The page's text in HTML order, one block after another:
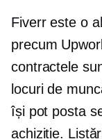
Fiverr este o
precum
contractele
locuri de
își pot posta
achiziție.